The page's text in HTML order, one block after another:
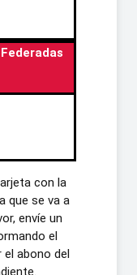
con la
que se va a
envíe un
el
el abono del